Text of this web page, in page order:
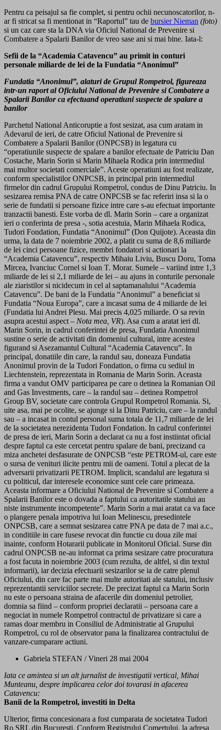
Pentru ca peisajul sa fie complet, si pentru ochii necunoscatorilor, n-
ar fi stricat sa fi mentionat in “Raportul” tau de bursier Nieman (foto)
si un caz care sta la DNA via Oficiul National de Prevenire si
Combatere a Spalarii Banilor de vreo sase ani si mai bine. Iata-l:
Sefii de la “Academia Catavencu” au primit in conturi
personale miliarde de lei de la Fundatia “Anonimul”
Fundatia “Anonimul”, alaturi de Grupul Rompetrol, figureaza
intr-un raport al Oficiului National de Prevenire si Combatere a
Spalarii Banilor ca efectuand operatiuni suspecte de spalare a
banilor
Parchetul National Anticoruptie a fost sesizat, asa cum aratam in
Adevarul de ieri, de catre Oficiul National de Prevenire si
Combatere a Spalarii Banilor (ONPCSB) in legatura cu
“operatiunile suspecte de spalare a banilor efectuate de Patriciu Dan
Costache, Marin Sorin si Marin Mihaela Rodica prin intermediul
mai multor societati comerciale”. Aceste operatiuni au fost realizate,
conform specialistilor ONPCSB, in principal prin intermediul
firmelor din cadrul Grupului Rompetrol, condus de Dinu Patriciu. In
sesizarea remisa PNA de catre ONPCSB se fac referiri insa si la o
serie de fundatii si persoane fizice intre care s-au efectuat importante
tranzactii banesti. Este vorba de dl. Marin Sorin – care a organizat
ieri o conferinta de presa -, sotia acestuia, Marin Mihaela Rodica,
Tudori Fondation, Fundatia “Anonimul” (Don Quijote). Aceasta din
urma, la data de 7 noiembrie 2002, a platit cu suma de 8,6 miliarde
de lei cinci persoane fizice, membri fondatori si actionari la
“Academia Catavencu”, respectiv Mihaiu Liviu, Buscu Doru, Toma
Mircea, Ivanciuc Cornel si Ioan T. Morar. Sumele – variind intre 1,3
miliarde de lei si 2,1 miliarde de lei – au ajuns in conturile personale
ale ziaristilor si nicidecum in cel al saptamanalului “Academia
Catavencu”. De bani de la Fundatia “Anonimul” a beneficiat si
Fundatia “Noua Europa”, care a incasat suma de 4 miliarde de lei
(Fundatia lui Andrei Plesu. Mai precis 4,025 miliarde. O sa revin
asupra acestui aspect – Nota mea, VR). Asa cum a aratat ieri dl.
Marin Sorin, in cadrul conferintei de presa, Fundatia Anonimul
sustine o serie de activitati din domeniul cultural, intre acestea
figurand si Asezamantul Cultural “Academia Catavencu”. In
principal, donatiile din care, la randul sau, doneaza Fundatia
Anonimul provin de la Tudori Fondation, o firma cu sediul in
Liechtenstein, reprezentata in Romania de Marin Sorin. Aceasta
firma a vandut OMV participarea pe care o detinea la Romanian Oil
and Gas Investments, care – la randul sau – detinea Rompetrol
Group BV, societate care controla Grupul Rompetrol Romania. Si,
uite asa, mai pe ocolite, se ajunge si la Dinu Patriciu, care – la randul
sau – a incasat in contul personal suma totala de 11,7 miliarde de lei
de la societatea nerezidenta Tudori Fondation. In cadrul conferintei
de presa de ieri, Marin Sorin a declarat ca nu a fost instiintat oficial
despre faptul ca este cercetat pentru spalare de bani, precizand ca
miza anchetei desfasurate de ONPCSB “este PETROM-ul, care este
o sursa de venituri ilicite pentru mii de oameni. Totul a plecat de la
adversarii privatizarii PETROM. Implicit, scandalul are legatura si
cu politicul, dar interesele economice sunt cele care primeaza.
Aceasta informare a Oficiului National de Prevenire si Combatere a
Spalarii Banilor este o dovada a faptului ca autoritatile statului au
niste instrumente incompetente”. Marin Sorin a mai aratat ca va face
o plangere penala impotriva lui Ioan Melinescu, presedintele
ONPCSB, care a semnat sesizarea catre PNA pe data de 7 mai a.c.,
in conditiile in care fusese revocat din functie cu doua zile mai
inainte, conform Hotararii publicate in Monitorul Oficial. Surse din
cadrul ONPCSB ne-au informat ca prima sesizare catre procuratura
a fost facuta in noiembrie 2003 (cum rezulta, de altfel, si din textul
informarii), iar decizia efectuarii sesizarilor se ia de catre plenul
Oficiului, din care fac parte mai multe autoritati ale statului, inclusiv
reprezentantii serviciilor secrete. De precizat faptul ca Marin Sorin
nu este o persoana straina de afacerile din domeniul petrolier,
domnia sa fiind – conform propriei declaratii – persoana care a
negociat in numele Rompetrol contractul de privatizare si care a
ramas doar membru in Consiliul de Administratie al Grupului
Rompetrol, cu rol de observator pana la finalizarea contractului de
vanzare-cumparare actiuni.
Gabriela STEFAN / Vineri 28 mai 2004
Iata ce amintea si un alt jurnalist de investigatii vertical, Mihai
Munteanu, despre implicarea celor doi tovarasi in afacerea
Catavencu:
Banii de la Rompetrol, investiti in Delta
Ulterior, firma concesionara a fost cumparata de societatea Tudori
Ro SRL din Bucuresti. Conform Registrului Comertului, la adresa